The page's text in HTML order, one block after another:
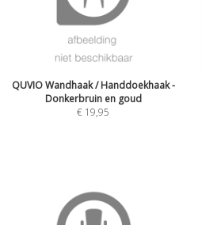
QUVIO Wandhaak / Handdoekhaak -
Donkerbruin en goud
€ 19,95